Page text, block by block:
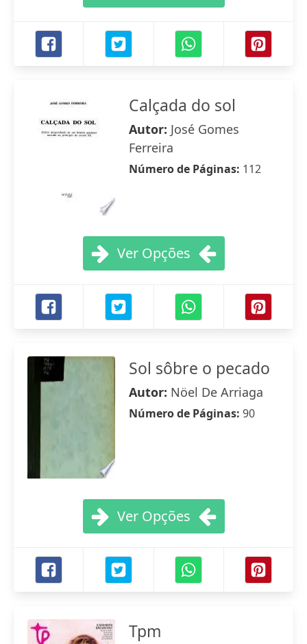
Calçada do sol
Autor: José Gomes
Ferreira
Número de Páginas: 112
Ver Opções
Sol sôbre o pecado
Autor: Nöel De Arriaga
Número de Páginas: 90
Ver Opções
Tpm